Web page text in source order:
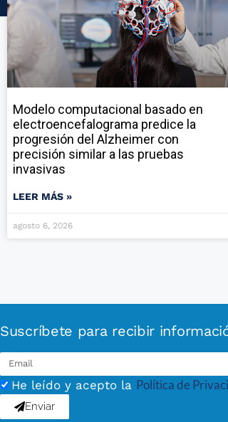
Modelo computacional basado en
electroencefalograma predice la
progresión del Alzheimer con
precisión similar a las pruebas
invasivas
LEER MÁS »
agosto 6, 2026
Suscríbete para recibir
He leído y acepto la Política de
Enviar